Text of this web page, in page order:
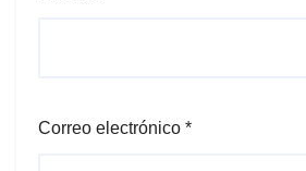
Correo electrónico *